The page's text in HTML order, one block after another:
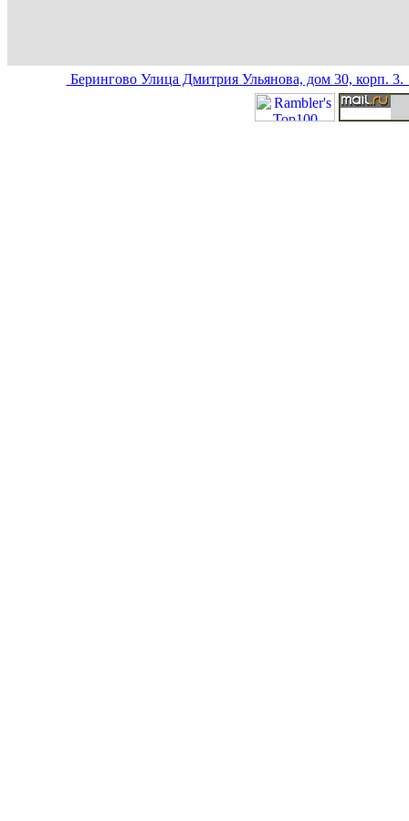
Берингово Улица Дмитрия Ульянова, дом 30, корп.